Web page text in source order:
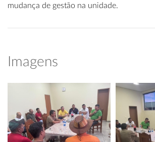
mudança de gestão na unidade.
Imagens